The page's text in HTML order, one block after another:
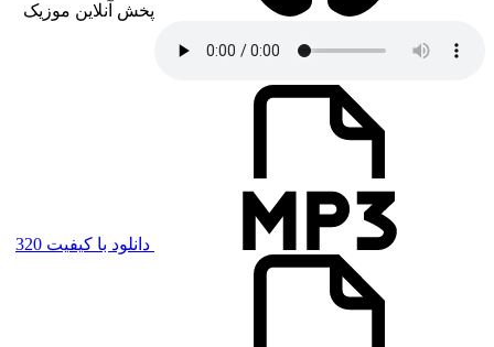
پخش آنلاین موزیک
دانلود با کیفیت 320